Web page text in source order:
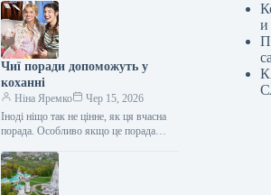
Чиї поради допоможуть у
коханні
Ніна Яремко
Чер 15, 2026
Іноді ніщо так не цінне, як ця вчасна
порада. Особливо якщо це порада
косметолога, тренера, стиліста…
и